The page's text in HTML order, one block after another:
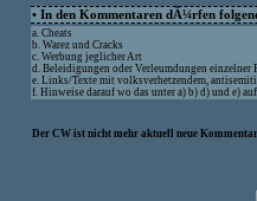
• In den Kommentaren dÃ¼rfen
a. Cheats
b. Warez und Cracks
c. Werbung jeglicher Art
d. Beleidigungen oder Verleumdungen einzelner
e. Links/Texte mit volksverhetzendem,
f. Hinweise darauf wo das unter a) b) d) und e)
Der CW ist nicht mehr aktuell neue